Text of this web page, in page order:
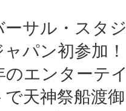
ーサル・スタジ
パン初参加！
のエンターテイ
で天神祭船渡御